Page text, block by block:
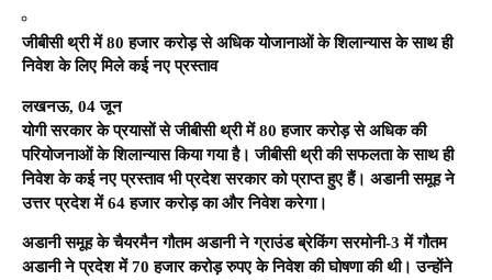
जीबीसी थ्री में 80 हजार करोड़ से अधिक योजानाओं के शिलान्यास के साथ ही
निवेश के लिए मिले कई नए प्रस्ताव
लखनऊ, 04 जून
योगी सरकार के प्रयासों से जीबीसी थ्री में 80 हजार करोड़ से अधिक की
परियोजनाओं के शिलान्यास किया गया है। जीबीसी थ्री की सफलता के साथ ही
निवेश के कई नए प्रस्ताव भी प्रदेश सरकार को प्राप्त हुए हैं। अडानी समूह ने
उत्तर प्रदेश में 64 हजार करोड़ का और निवेश करेगा।
अडानी समूह के चैयरमैन गौतम अडानी ने ग्राउंड ब्रेकिंग सरमोनी-3 में गौतम
अडानी ने प्रदेश में 70 हजार करोड़ रुपए के निवेश की घोषणा की थी। उन्होंने